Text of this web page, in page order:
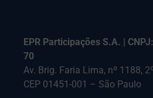
EPR Participações S.A. |
70
Av. Brig. Faria Lima, nº 1188,
CEP 01451-001 – São Paulo